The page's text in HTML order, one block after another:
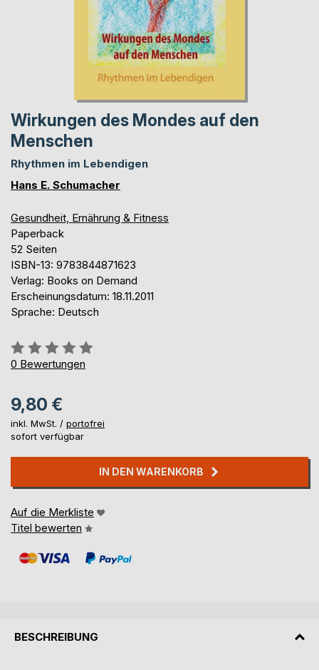
Wirkungen des Mondes auf den
Menschen
Rhythmen im Lebendigen
Hans E. Schumacher
Gesundheit, Ernährung & Fitness
Paperback
52 Seiten
ISBN-13: 9783844871623
Verlag: Books on Demand
Erscheinungsdatum: 18.11.2011
Sprache: Deutsch
Bewertung::
0%
0 Bewertungen
9,80 €
inkl. MwSt. / portofrei
sofort verfügbar
IN DEN WARENKORB
Auf die Merkliste
Titel bewerten
BESCHREIBUNG